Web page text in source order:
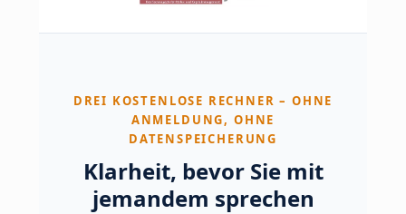
DREI KOSTENLOSE RECHNER – OHNE
ANMELDUNG, OHNE
DATENSPEICHERUNG
Klarheit, bevor Sie mit
jemandem sprechen